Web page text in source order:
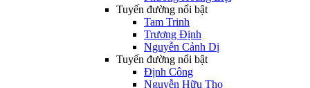
Tuyến đường nổi bật
Tam Trinh
Trương Định
Nguyễn Cảnh Dị
Tuyến đường nổi bật
Định Công
Nguyễn Hữu Thọ